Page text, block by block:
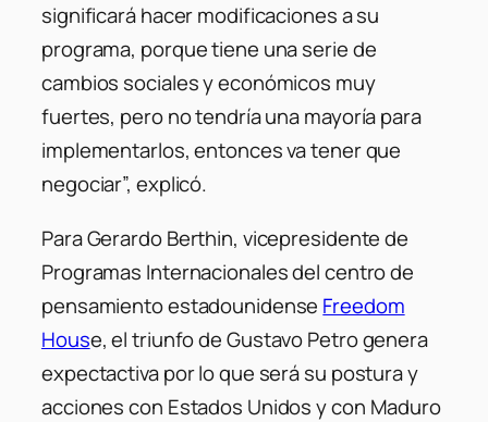
significará hacer modificaciones a su
programa, porque tiene una serie de
cambios sociales y económicos muy
fuertes, pero no tendría una mayoría para
implementarlos, entonces va tener que
negociar”, explicó.
Para Gerardo Berthin, vicepresidente de
Programas Internacionales del centro de
pensamiento estadounidense Freedom
House, el triunfo de Gustavo Petro genera
expectactiva por lo que será su postura y
acciones con Estados Unidos y con Maduro